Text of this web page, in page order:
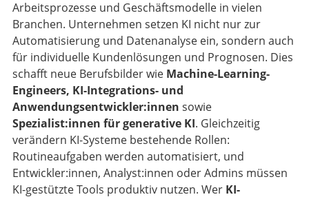
Arbeitsprozesse und Geschäftsmodelle in vielen
Branchen. Unternehmen setzen KI nicht nur zur
Automatisierung und Datenanalyse ein, sondern auch
für individuelle Kundenlösungen und Prognosen. Dies
schafft neue Berufsbilder wie Machine-Learning-
Engineers, KI-Integrations- und
Anwendungsentwickler:innen sowie
Spezialist:innen für generative KI. Gleichzeitig
verändern KI-Systeme bestehende Rollen:
Routineaufgaben werden automatisiert, und
Entwickler:innen, Analyst:innen oder Admins müssen
KI-gestützte Tools produktiv nutzen. Wer KI-